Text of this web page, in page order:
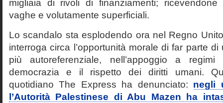
migliaia di rivoli di finanziamenti;
vaghe e volutamente superficiali.
Lo scandalo sta esplodendo ora nel Regno
interroga circa l’opportunità morale di far parte
più autoreferenziale, nell’appoggio a
democrazia e il rispetto dei diritti umani.
quotidiano The Express ha denunciato: negli
l’Autorità Palestinese di Abu Mazen ha